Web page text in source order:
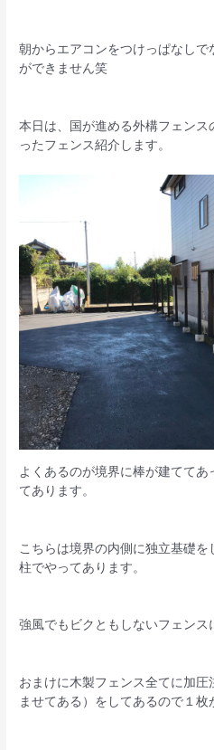
朝からエアコンをつけっぱなし
ができません笑
本日は、国が進める外構フェン
ったフェンス紹介します。
よくあるのが境界に棒が建てて
てあります。
こちらは境界の内側に独立基礎
柱でやってあります。
強風でもビクともしないフェンス
おまけに木製フェンス全てに加
ませてある）をしてあるので１枚